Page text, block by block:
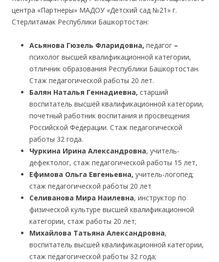
центра «Партнеры» МАДОУ «Детский сад №21» г.
Стерлитамак Республики Башкортостан:
Асьянова Гюзель Фларидовна, педагог –
психолог высшей квалификационной категории,
отличник образования Республики Башкортостан.
Стаж педагогической работы 20 лет.
Балян Наталья Геннадиевна, старший
воспитатель высшей квалификационной категории,
почетный работник воспитания и просвещения
Российской Федерации. Стаж педагогической
работы 32 года.
Чуркина Ирина Александровна, учитель-
дефектолог, стаж педагогической работы 15 лет,
Ефимова Ольга Евгеньевна, учитель-логопед;
стаж педагогической работы 20 лет
Селиванова Мира Наилевна, инструктор по
физической культуре высшей квалификационной
категории, стаж работы 20 лет;
Михайлова Татьяна Александровна,
воспитатель высшей квалификационной категории,
стаж педагогической работы 32 года;